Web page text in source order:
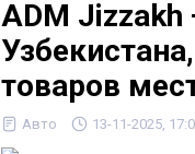
ADM
товаров
Авто 13-11-2025,